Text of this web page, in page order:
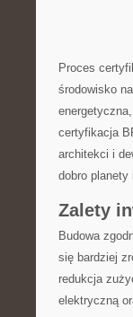
Proces
środowisko
certyfikacja
architekci ​i
dobro planety
Zalety
Budowa
się bardziej
redukcja
elektryczną